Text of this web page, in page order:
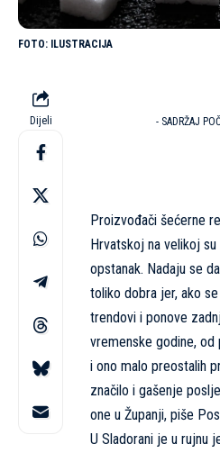
ILUSTRACIJA
Dijeli - SADRŽAJ
Proizvođači šećerne
Hrvatskoj na velikoj
opstanak. Nadaju se
toliko dobra jer, ako
trendovi i ponove
vremenske godine,
i ono malo preostalih
značilo i gašenje
one u Županji, piše
U Sladorani je u rujnu